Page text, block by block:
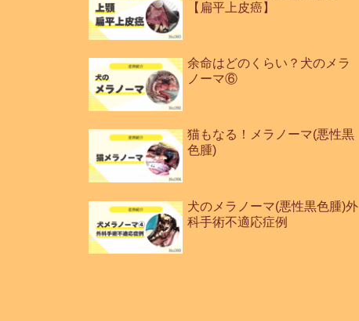
【扁平上皮癌】
余命はどのくらい？犬のメラ
ノーマ⑥
猫もなる！メラノーマ(悪性黒
色腫)
犬のメラノーマ(悪性黒色腫)外
科手術不適応症例